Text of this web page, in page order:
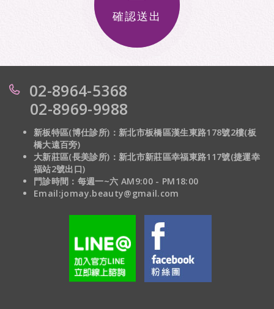
確認送出
02-8964-5368
02-8969-9988
新板特區(博仕診所)：新北市板橋區漢生東路178號2樓(板
橋大遠百旁)
大新莊區(長美診所)： 新北市新莊區幸福東路117號(捷運幸
福站2號出口)
門診時間：每週一~六 AM9:00 - PM18:00
Email:jomay.beauty@gmail.com